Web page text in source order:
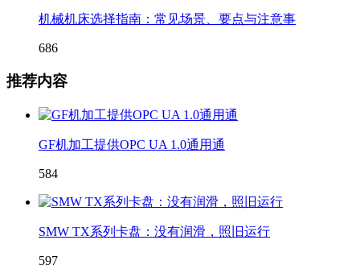
机械机床选择指南：常见场景、要点与注意事
686
推荐内容
GF机加工提供OPC UA 1.0通用通
584
SMW TX系列卡盘：没有润滑，照旧运行
597